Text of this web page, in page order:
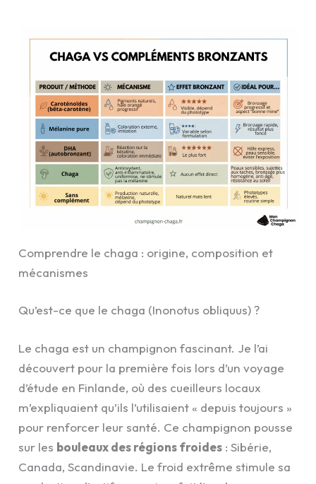
Comprendre le chaga : origine, composition et
mécanismes
Qu’est-ce que le chaga (Inonotus obliquus) ?
Le chaga est un champignon fascinant. Je l’ai
découvert pour la première fois lors d’un voyage
d’étude en Finlande, où des cueilleurs locaux
m’expliquaient qu’ils l’utilisaient « depuis toujours »
pour renforcer leur santé. Ce champignon pousse
sur les bouleaux des régions froides : Sibérie,
Canada, Scandinavie. Le froid extrême stimule sa